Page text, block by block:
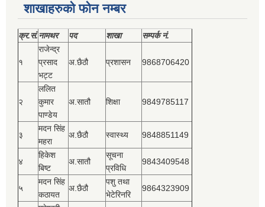
शाखाहरुको फोन नम्बर
क्र.सं.नामथर पद शाखा सम्‍पर्क नं.
१
राजेन्द्र
प्रसाद
भट्ट
अ.छैठौ प्रशासन 9868706420
२
ललित
कुमार
पाण्डेय
अ.सातौ शिक्षा 9849785117
३
मदन सिंह
महरा
अ.छैठौ स्वास्थ्य 9848851149
४
हिकेश
बिष्‍ट
अ.सातौ
सूचना
प्रविधि
9843409548
५
मदन सिंह
कठायत
अ.छैठौ
पशु तथा
भेटेरिनरि
9864323909